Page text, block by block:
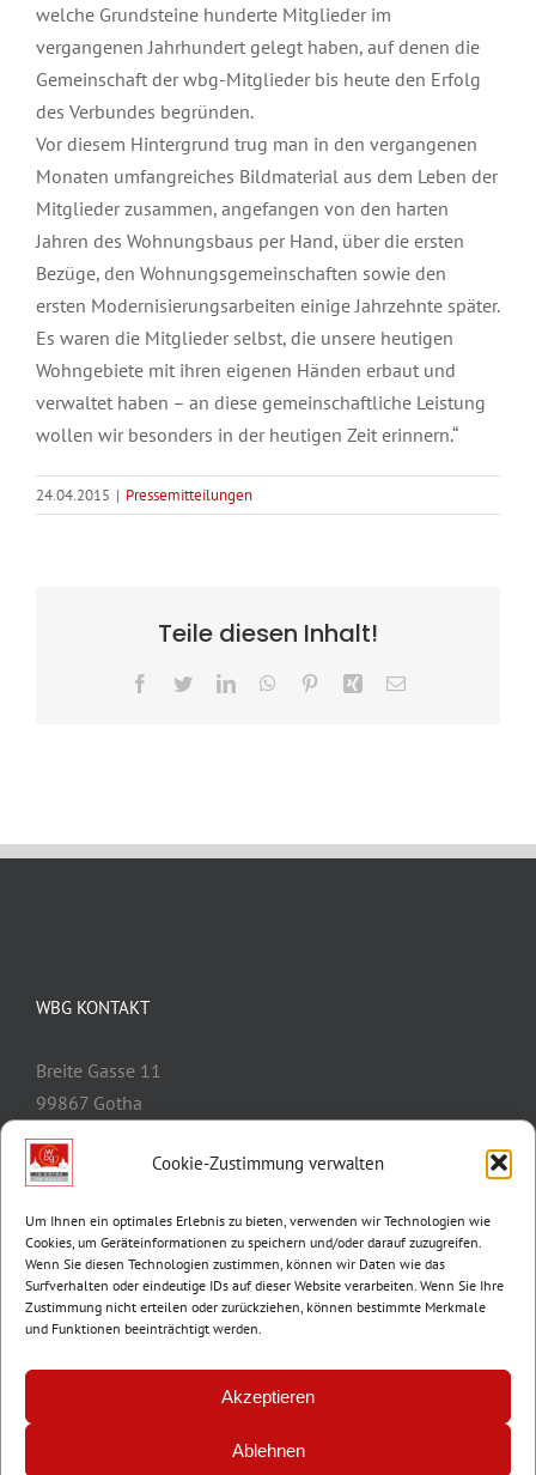
Cookie-Zustimmung verwalten
Um Ihnen ein optimales Erlebnis zu bieten, verwenden wir Technologien wie
Cookies, um Geräteinformationen zu speichern und/oder darauf zuzugreifen.
Wenn Sie diesen Technologien zustimmen, können wir Daten wie das
Surfverhalten oder eindeutige IDs auf dieser Website verarbeiten. Wenn Sie Ihre
Zustimmung nicht erteilen oder zurückziehen, können bestimmte Merkmale
und Funktionen beeinträchtigt werden.
Akzeptieren
Ablehnen
welche Grundsteine hunderte Mitglieder im
vergangenen Jahrhundert gelegt haben, auf denen die
Gemeinschaft der wbg-Mitglieder bis heute den Erfolg
des Verbundes begründen.
Vor diesem Hintergrund trug man in den vergangenen
Monaten umfangreiches Bildmaterial aus dem Leben der
Mitglieder zusammen, angefangen von den harten
Jahren des Wohnungsbaus per Hand, über die ersten
Bezüge, den Wohnungsgemeinschaften sowie den
ersten Modernisierungsarbeiten einige Jahrzehnte später.
Es waren die Mitglieder selbst, die unsere heutigen
Wohngebiete mit ihren eigenen Händen erbaut und
verwaltet haben – an diese gemeinschaftliche Leistung
wollen wir besonders in der heutigen Zeit erinnern.“
24.04.2015 | Pressemitteilungen
Teile diesen Inhalt!
Facebook
TwitterLinkedInWhatsApp
PinterestXing E-
WBG KONTAKT
Breite Gasse 11
99867 Gotha
Telefon:
E-Mail:
info@wbg-gotha.de